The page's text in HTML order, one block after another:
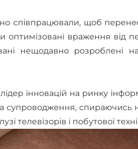
співпрацювали, щоб
враження від
нещодавно розроблені
інновацій на ринку
супроводження, спираючись
телевізорів і побутової